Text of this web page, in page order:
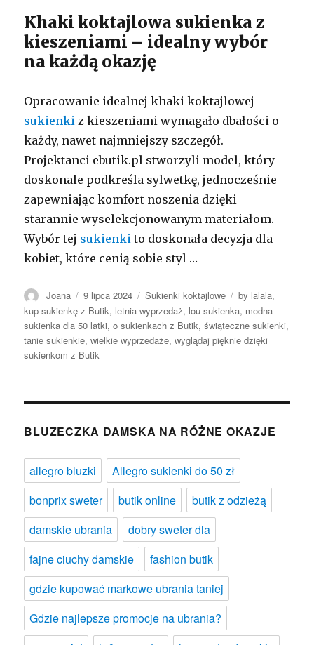
Khaki koktajlowa sukienka z
kieszeniami – idealny wybór
na każdą okazję
Opracowanie idealnej khaki koktajlowej
sukienki z kieszeniami wymagało dbałości o
każdy, nawet najmniejszy szczegół.
Projektanci ebutik.pl stworzyli model, który
doskonale podkreśla sylwetkę, jednocześnie
zapewniając komfort noszenia dzięki
starannie wyselekcjonowanym materiałom.
Wybór tej sukienki to doskonała decyzja dla
kobiet, które cenią sobie styl …
Autor
Joana Opublikowano
9 lipca 2024 Kategorie
Sukienki koktajlowe Tagi
by lalala,
kup sukienkę z Butik, letnia wyprzedaż, lou sukienka, modna
sukienka dla 50 latki,o sukienkach z Butik,świąteczne sukienki,
tanie sukienkie,wielkie wyprzedaże,wyglądaj pięknie dzięki
sukienkom z Butik
BLUZECZKA DAMSKA NA RÓŻNE OKAZJE
allegro bluzki
Allegro sukienki do 50 zł
bonprix sweter
butik online
butik z odzieżą
damskie ubrania
dobry sweter dla
fajne ciuchy damskie
fashion butik
gdzie kupować markowe ubrania taniej
Gdzie najlepsze promocje na ubrania?